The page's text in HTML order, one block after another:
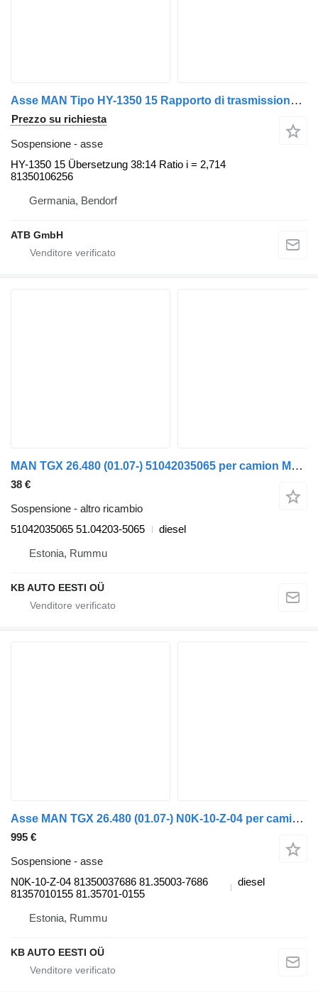
Asse MAN Tipo HY-1350 15 Rapporto di trasmissione 38:14 Rapporto i = 2,714 81350106256 per camion MAN TGS/TGS
Prezzo su richiesta
Sospensione - asse
HY-1350 15 Übersetzung 38:14 Ratio i = 2,714
81350106256
Germania, Bendorf
ATB GmbH
MAN TGX 26.480 (01.07-) 51042035065 per camion MAN TGL, TGM, TGS, TGX (2005-2021)
38 €
Sospensione - altro ricambio
51042035065 51.04203-5065
diesel
Estonia, Rummu
KB AUTO EESTI OÜ
Asse MAN TGX 26.480 (01.07-) N0K-10-Z-04 per camion MAN TGL, TGM, TGS, TGX (2005-2021)
995 €
Sospensione - asse
N0K-10-Z-04 81350037686 81.35003-7686
81357010155 81.35701-0155
diesel
Estonia, Rummu
KB AUTO EESTI OÜ